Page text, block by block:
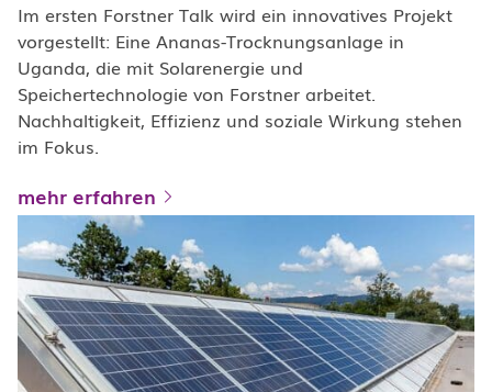
Im ersten Forstner Talk wird ein innovatives Projekt
vorgestellt: Eine Ananas-Trocknungsanlage in
Uganda, die mit Solarenergie und
Speichertechnologie von Forstner arbeitet.
Nachhaltigkeit, Effizienz und soziale Wirkung stehen
im Fokus.
mehr erfahren